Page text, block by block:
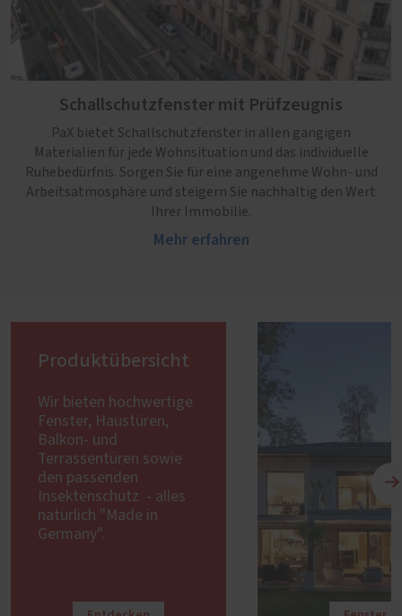
Schallschutzfenster mit Prüfzeugnis
PaX bietet Schallschutzfenster in allen gängigen
Materialien für jede Wohnsituation und das individuelle
Ruhebedürfnis. Sorgen Sie für eine angenehme Wohn- und
Arbeitsatmosphäre und steigern Sie nachhaltig den Wert
Ihrer Immobilie.
Mehr erfahren
Produktübersicht
Wir bieten hochwertige
Fenster, Haustüren,
Balkon- und
Terrassentüren sowie
den passenden
Insektenschutz - alles
natürlich "Made in
Germany".